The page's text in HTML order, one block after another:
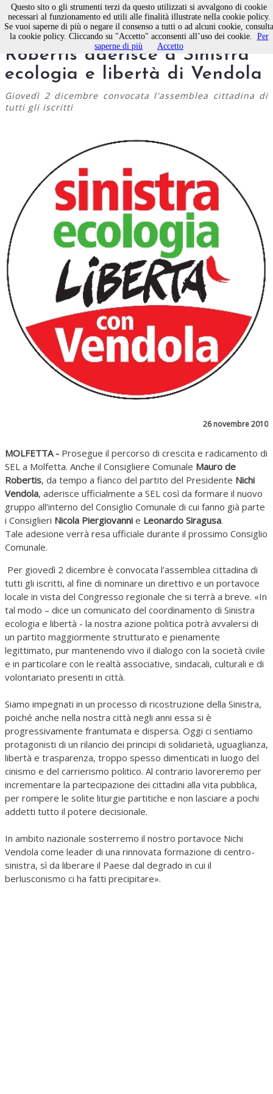
Molfetta, anche Mauro de
Robertis aderisce a Sinistra
ecologia e libertà di Vendola
Giovedì 2 dicembre convocata l'assemblea cittadina di
tutti gli iscritti
26 novembre 2010
MOLFETTA - Prosegue il percorso di crescita e radicamento di
SEL a Molfetta. Anche il Consigliere Comunale Mauro de
Robertis, da tempo a fianco del partito del Presidente Nichi
Vendola, aderisce ufficialmente a SEL così da formare il nuovo
gruppo all’interno del Consiglio Comunale di cui fanno già parte
i Consiglieri Nicola Piergiovanni e Leonardo Siragusa.
Tale adesione verrà resa ufficiale durante il prossimo Consiglio
Comunale.
Per giovedì 2 dicembre è convocata l’assemblea cittadina di
tutti gli iscritti, al fine di nominare un direttivo e un portavoce
locale in vista del Congresso regionale che si terrà a breve. «In
tal modo – dice un comunicato del coordinamento di Sinistra
ecologia e libertà - la nostra azione politica potrà avvalersi di
un partito maggiormente strutturato e pienamente
legittimato, pur mantenendo vivo il dialogo con la società civile
e in particolare con le realtà associative, sindacali, culturali e di
volontariato presenti in città.
Siamo impegnati in un processo di ricostruzione della Sinistra,
poiché anche nella nostra città negli anni essa si è
progressivamente frantumata e dispersa. Oggi ci sentiamo
protagonisti di un rilancio dei principi di solidarietà, uguaglianza,
libertà e trasparenza, troppo spesso dimenticati in luogo del
cinismo e del carrierismo politico. Al contrario lavoreremo per
incrementare la partecipazione dei cittadini alla vita pubblica,
per rompere le solite liturgie partitiche e non lasciare a pochi
addetti tutto il potere decisionale.
In ambito nazionale sosterremo il nostro portavoce Nichi
Vendola come leader di una rinnovata formazione di centro-
sinistra, sì da liberare il Paese dal degrado in cui il
berlusconismo ci ha fatti precipitare».
Questo sito o gli strumenti terzi da questo utilizzati si avvalgono di cookie
necessari al funzionamento ed utili alle finalità illustrate nella cookie policy.
Se vuoi saperne di più o negare il consenso a tutti o ad alcuni cookie, consulta
la cookie policy. Cliccando su "Accetto" acconsenti all’uso dei cookie. Per
saperne di più
Accetto